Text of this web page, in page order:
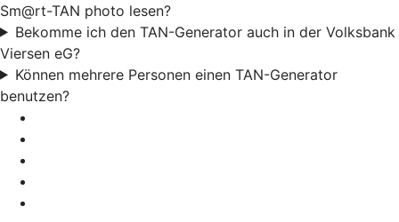
Sm@rt-TAN photo lesen?
Bekomme ich den TAN-Generator auch in der Volksbank
Viersen eG?
Können mehrere Personen einen TAN-Generator
benutzen?